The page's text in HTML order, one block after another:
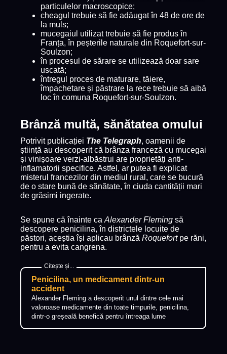
particulelor macroscopice;
cheagul trebuie să fie adăugat în 48 de ore de
la muls;
mucegaiul utilizat trebuie să fie produs în
Franța, în peșterile naturale din Roquefort-sur-
Soulzon;
în procesul de sărare se utilizează doar sare
uscată;
întregul proces de maturare, tăiere,
împachetare și păstrare la rece trebuie să aibă
loc în comuna Roquefort-sur-Soulzon.
Brânză multă, sănătatea omului
Potrivit publicației The Telegraph, oamenii de
știință au descoperit că brânza franceză cu mucegai
și vinișoare verzi-albăstrui are proprietăți anti-
inflamatorii specifice. Astfel, ar putea fi explicat
misterul francezilor din mediul rural, care se bucură
de o stare bună de sănătate, în ciuda cantității mari
de grăsimi ingerate.
Se spune că înainte ca Alexander Fleming să
descopere penicilina, în districtele locuite de
păstori, aceștia își aplicau brânză Roquefortpe răni,
pentru a evita cangrena.
Penicilina, un medicament dintr-un
accident
Alexander Fleming a descoperit unul dintre cele mai
valoroase medicamente din toate timpurile, penicilina,
dintr-o greșeală benefică pentru întreaga lume